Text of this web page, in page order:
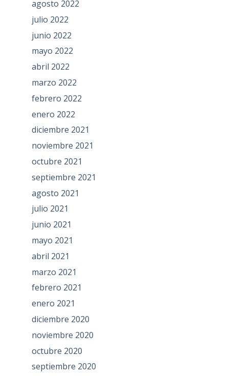
agosto 2022
julio 2022
junio 2022
mayo 2022
abril 2022
marzo 2022
febrero 2022
enero 2022
diciembre 2021
noviembre 2021
octubre 2021
septiembre 2021
agosto 2021
julio 2021
junio 2021
mayo 2021
abril 2021
marzo 2021
febrero 2021
enero 2021
diciembre 2020
noviembre 2020
octubre 2020
septiembre 2020